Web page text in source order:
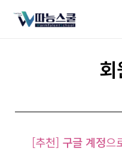
회
[추천] 구글 계정으